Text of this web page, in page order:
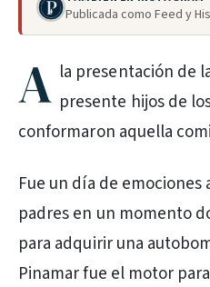
Publicada como Feed y
A la presentación de
presente hijos de
conformaron aquella
Fue un día de
padres en un momento
para adquirir una
Pinamar fue el motor